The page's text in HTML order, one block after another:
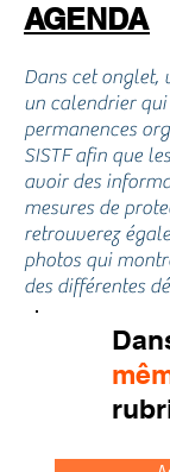
AGENDA
Dans cet onglet,
un calendrier
permanences
SISTF afin que
avoir des
mesures de
retrouverez
photos qui
des différentes